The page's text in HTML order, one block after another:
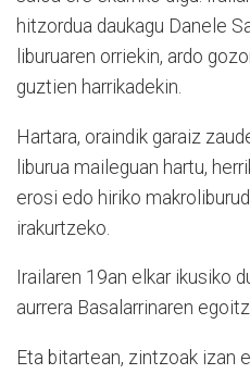
hitzordua daukagu Danele
liburuaren orriekin, ardo
guztien harrikadekin.
Hartara, oraindik garaiz
liburua maileguan hartu,
erosi edo hiriko
irakurtzeko.
Irailaren 19an elkar ikusiko
aurrera Basalarrinaren
Eta bitartean, zintzoak izan